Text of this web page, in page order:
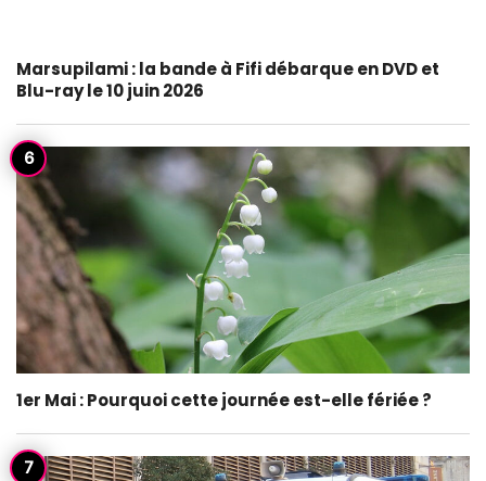
Marsupilami : la bande à Fifi débarque en DVD et
Blu-ray le 10 juin 2026
1er Mai : Pourquoi cette journée est-elle fériée ?